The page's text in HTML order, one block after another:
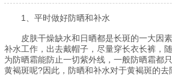
1、平时做好防晒和补水
皮肤干燥缺水和日晒都是长斑的一大因素
补水工作，出去戴帽子，尽量穿长衣长裤，
为防晒霜能防止一切紫外线，一般防晒霜都
黄褐斑呢?因此，防晒和补水对于黄褐斑的去